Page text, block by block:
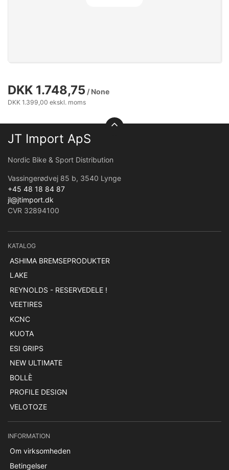
DKK 1.748,75 / None
DKK 1.399,00 ekskl. moms
JT Import ApS
Nordic Bike & Sport Distribution
Vassingerødvej 85 b, 3540 Lynge
+45 48 18 84 87
jl@jtimport.dk
CVR 32894100
KATALOG
ASHIMA BREMSEPRODUKTER
LAKE
REYNOLDS - RESERVEDELE !
VEETIRES
KCNC
KUOTA
ESI GRIPS
NEW ULTIMATE
BOLLÈ
PROFILE DESIGN
VELOTOZE
INFORMATION
Om virksomheden
Betingelser